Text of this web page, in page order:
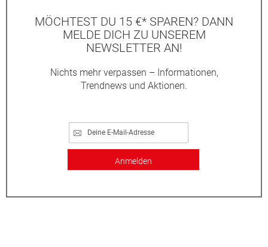
MÖCHTEST DU 15 €* SPAREN? DANN
MELDE DICH ZU UNSEREM
NEWSLETTER AN!
Nichts mehr verpassen – Informationen,
Trendnews und Aktionen.
Anmelden